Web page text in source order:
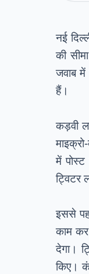
नई
की
जवाब
हैं।
कड़वी
में
ट्विटर
इससे
काम
देगा।
किए।